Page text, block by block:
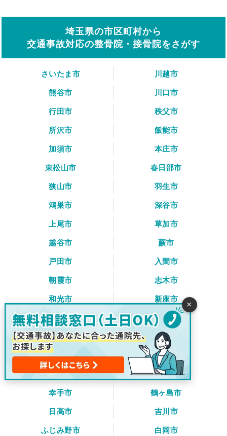
埼玉県の市区町村から
交通事故対応の整骨院・接骨院をさがす
さいたま市
川越市
熊谷市
川口市
行田市
秩父市
所沢市
飯能市
加須市
本庄市
東松山市
春日部市
狭山市
羽生市
鴻巣市
深谷市
上尾市
草加市
越谷市
蕨市
戸田市
入間市
朝霞市
志木市
和光市
新座市
桶川市
久喜市
北本市
八潮市
富士見市
三郷市
蓮田市
坂戸市
幸手市
鶴ヶ島市
日高市
吉川市
ふじみ野市
白岡市
×